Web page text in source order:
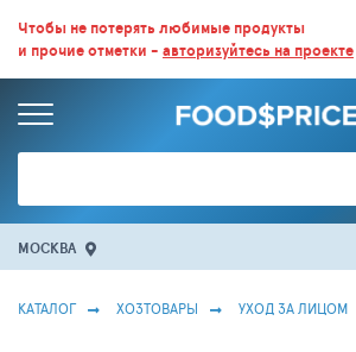
ВСЕ СКИДКИ И ВЫГОДНЫЕ ЦЕНЫ НА ПРОДУКТЫ В
БОЛЬШЕ 100 000 ТОВАРОВ. ЕЖЕДНЕВНОЕ ОБНОВЛЕНИЕ
Чтобы не потерять любимые продукты
и прочие отметки - авторизуйтесь на проекте
МОСКВА
КАТАЛОГ ХОЗТОВАРЫ УХОД ЗА ЛИЦОМ